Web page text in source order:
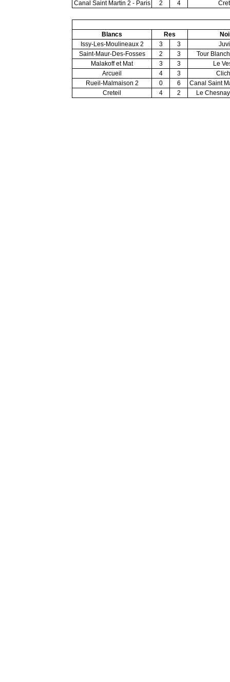
Canal Saint Martin 2 - Paris 2 4
Blancs Res
Issy-Les-Moulineaux 2
3 3
Saint-Maur-Des-Fosses
2 3
Tour
Malakoff et Mat
3 3
Le
Arcueil
4 3
Rueil-Malmaison 2
0 6
Canal Saint
Creteil
4 2 Le